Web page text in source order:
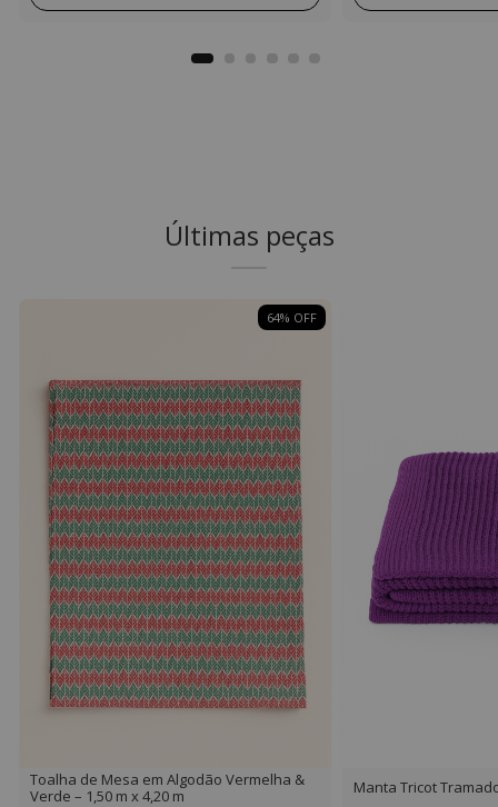
Últimas peças
64% OFF
Toalha de Mesa em Algodão Vermelha &
Verde – 1,50 m x 4,20 m
Manta Tricot